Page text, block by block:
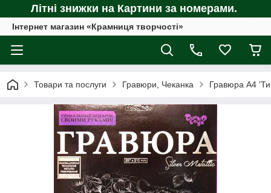
Літні знижки на Картини за номерами.
Інтернет магазин «Крамниця творчості»
Товари та послуги Гравюри, Чеканка Гравюра А4